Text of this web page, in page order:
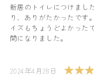
新居のトイレにつけまし
り、ありがたかったです
イズもちょうどよかった
間になりました。
2024年4月28日